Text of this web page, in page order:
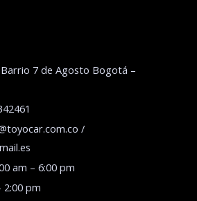
7 de Agosto Bogotá –
/
am – 6:00 pm
2:00 pm